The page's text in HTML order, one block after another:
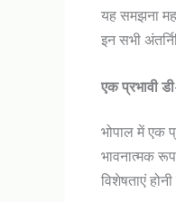
यह समझना
इन सभी
एक प्रभावी
भोपाल में एक
भावनात्मक
विशेषताएं होनी